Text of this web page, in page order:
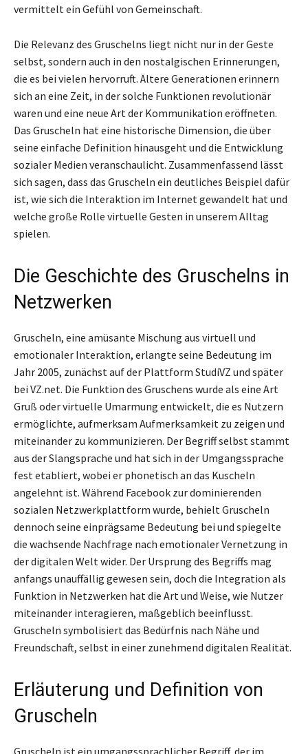
vermittelt ein Gefühl von Gemeinschaft.
Die Relevanz des Gruschelns liegt nicht nur in der Geste
selbst, sondern auch in den nostalgischen Erinnerungen,
die es bei vielen hervorruft. Ältere Generationen erinnern
sich an eine Zeit, in der solche Funktionen revolutionär
waren und eine neue Art der Kommunikation eröffneten.
Das Gruscheln hat eine historische Dimension, die über
seine einfache Definition hinausgeht und die Entwicklung
sozialer Medien veranschaulicht. Zusammenfassend lässt
sich sagen, dass das Gruscheln ein deutliches Beispiel dafür
ist, wie sich die Interaktion im Internet gewandelt hat und
welche große Rolle virtuelle Gesten in unserem Alltag
spielen.
Die Geschichte des Gruschelns in
Netzwerken
Gruscheln, eine amüsante Mischung aus virtuell und
emotionaler Interaktion, erlangte seine Bedeutung im
Jahr 2005, zunächst auf der Plattform StudiVZ und später
bei VZ.net. Die Funktion des Gruschens wurde als eine Art
Gruß oder virtuelle Umarmung entwickelt, die es Nutzern
ermöglichte, aufmerksam Aufmerksamkeit zu zeigen und
miteinander zu kommunizieren. Der Begriff selbst stammt
aus der Slangsprache und hat sich in der Umgangssprache
fest etabliert, wobei er phonetisch an das Kuscheln
angelehnt ist. Während Facebook zur dominierenden
sozialen Netzwerkplattform wurde, behielt Gruscheln
dennoch seine einprägsame Bedeutung bei und spiegelte
die wachsende Nachfrage nach emotionaler Vernetzung in
der digitalen Welt wider. Der Ursprung des Begriffs mag
anfangs unauffällig gewesen sein, doch die Integration als
Funktion in Netzwerken hat die Art und Weise, wie Nutzer
miteinander interagieren, maßgeblich beeinflusst.
Gruscheln symbolisiert das Bedürfnis nach Nähe und
Freundschaft, selbst in einer zunehmend digitalen Realität.
Erläuterung und Definition von
Gruscheln